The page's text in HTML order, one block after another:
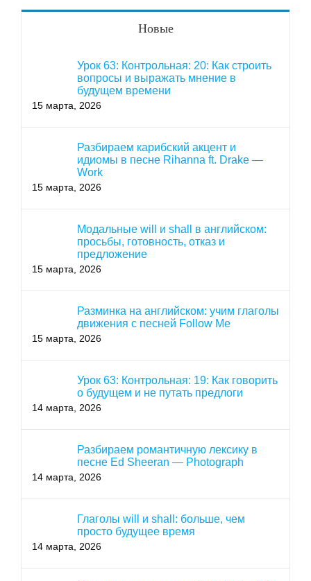
Новые
Урок 63: Контрольная: 20: Как строить
вопросы и выражать мнение в
будущем времени
15 марта, 2026
Разбираем карибский акцент и
идиомы в песне Rihanna ft. Drake —
Work
15 марта, 2026
Модальные will и shall в английском:
просьбы, готовность, отказ и
предложение
15 марта, 2026
Разминка на английском: учим глаголы
движения с песней Follow Me
15 марта, 2026
Урок 63: Контрольная: 19: Как говорить
о будущем и не путать предлоги
14 марта, 2026
Разбираем романтичную лексику в
песне Ed Sheeran — Photograph
14 марта, 2026
Глаголы will и shall: больше, чем
просто будущее время
14 марта, 2026